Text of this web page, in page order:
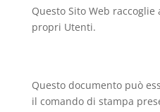
Questo Sito Web
propri Utenti.
Questo documento può
il comando di stampa